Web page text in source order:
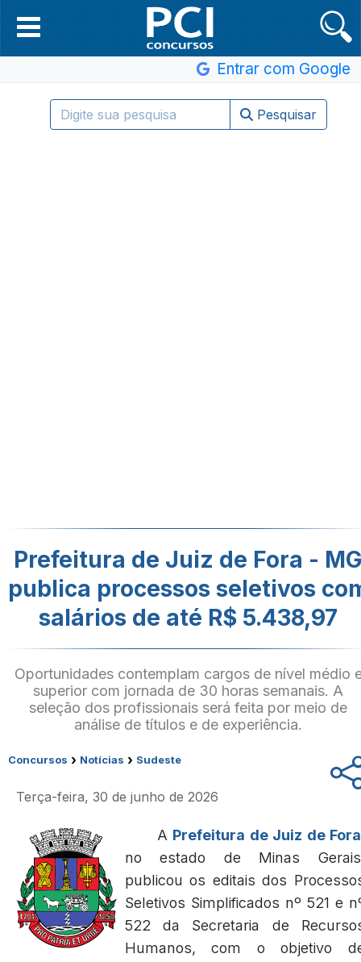
Entrar com Google
Pesquisar
Prefeitura de Juiz de Fora -
publica processos seletivos
salários de até R$ 5.438,97
Oportunidades contemplam cargos de nível médio
superior com jornada de 30 horas semanais. A
seleção dos profissionais será feita por meio de
análise de títulos e de experiência.
Concursos › Notícias › Sudeste
Terça-feira, 30 de junho de 2026
A Prefeitura de Juiz de Fora
no estado de Minas
publicou os editais dos
Seletivos Simplificados nº 521 e
522 da Secretaria de
Humanos, com o objetivo